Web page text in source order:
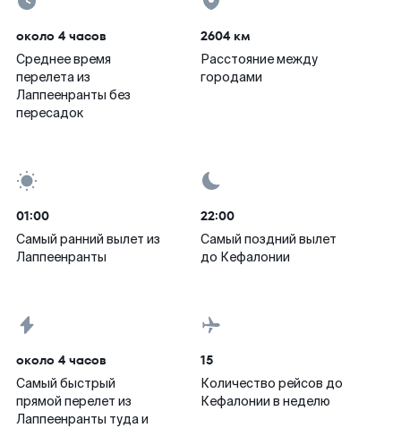
около 4 часов
Среднее время
перелета из
Лаппеенранты без
пересадок
2604 км
Расстояние между
городами
01:00
Самый ранний вылет из
Лаппеенранты
22:00
Самый поздний вылет
до Кефалонии
около 4 часов
Самый быстрый
прямой перелет из
Лаппеенранты туда и
15
Количество рейсов до
Кефалонии в неделю